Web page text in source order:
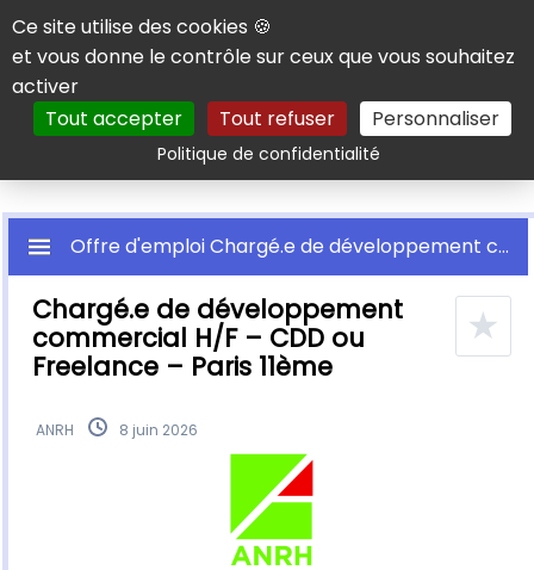
Panneau de gestion des cookies
Ce site utilise des cookies 🍪
et vous donne le contrôle sur ceux que vous souhaitez
activer
Tout accepter
Tout refuser Personnaliser
Politique de confidentialitéRechercher
Offre d'emploi Chargé.e de développement commercial H/F – CDD ou Freelance – Paris 11ème
Chargé.e de développement
commercial H/F – CDD ou
Freelance – Paris 11ème
★
ANRH 8 juin 2026